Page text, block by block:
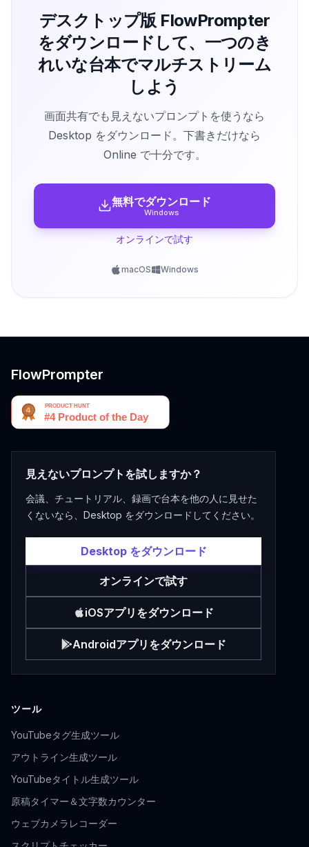
デスクトップ版 FlowPrompter
をダウンロードして、一つのき
れいな台本でマルチストリーム
しよう
画面共有でも見えないプロンプトを使うなら
Desktop をダウンロード。下書きだけなら
Online で十分です。
無料でダウンロード
Windows
オンラインで試す
macOS Windows
FlowPrompter
見えないプロンプトを試しますか？
会議、チュートリアル、録画で台本を他の人に見せた
くないなら、Desktop をダウンロードしてください。
Desktop をダウンロード
オンラインで試す
iOSアプリをダウンロード
Androidアプリをダウンロード
ツール
YouTubeタグ生成ツール
アウトライン生成ツール
YouTubeタイトル生成ツール
原稿タイマー＆文字数カウンター
ウェブカメラレコーダー